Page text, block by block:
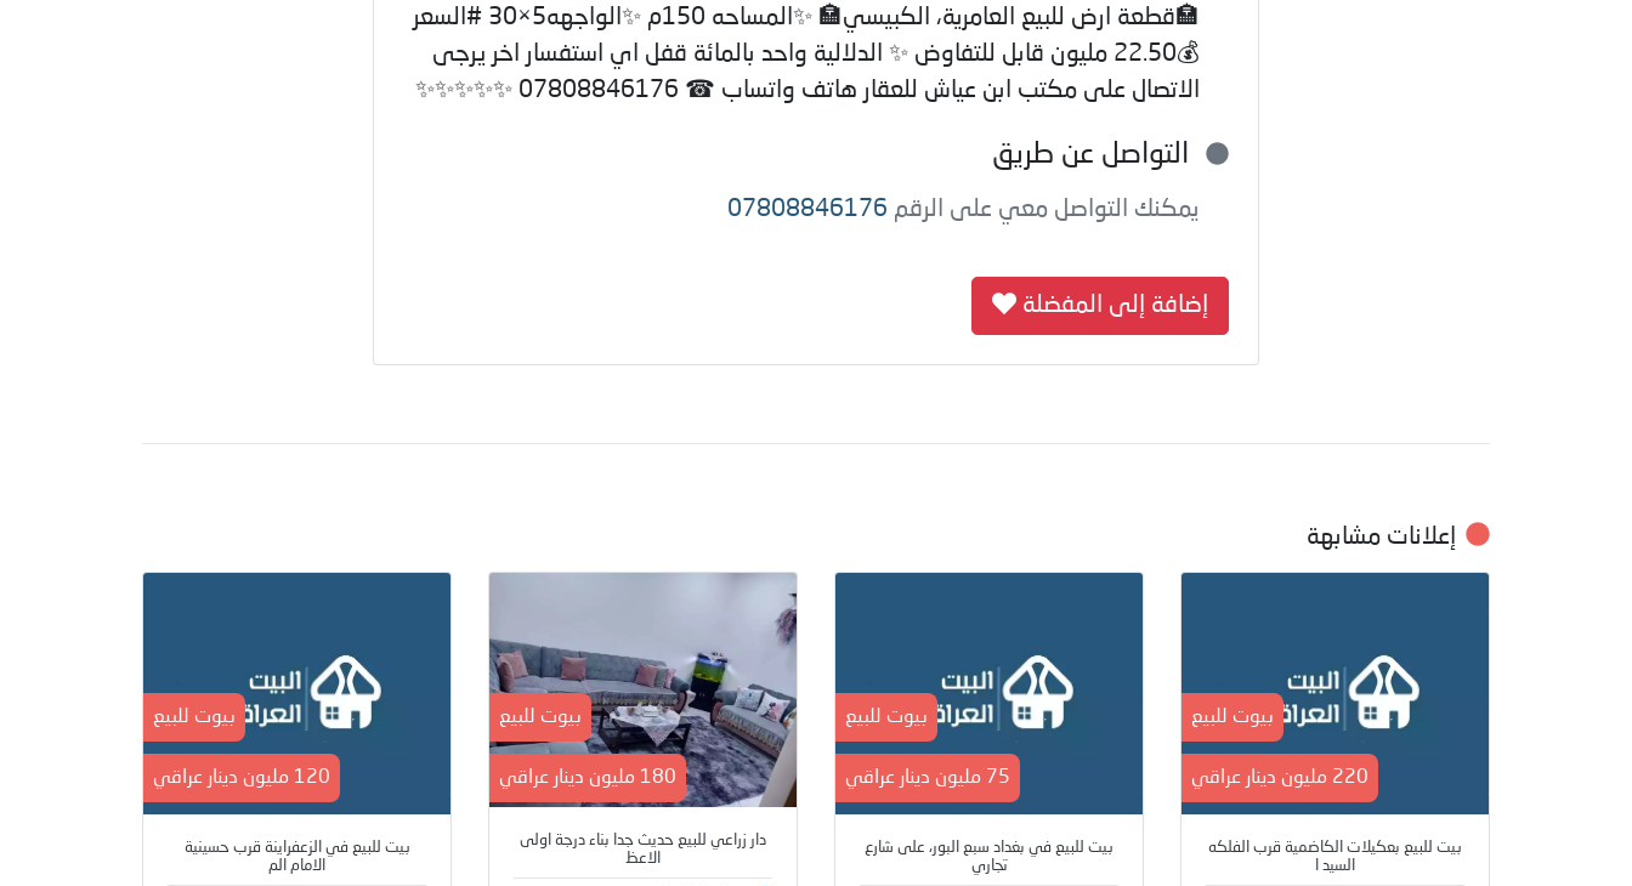
🏣قطعة ارض للبيع العامرية، الكبيسي🏣 ✨المساحه 150م ✨الواجهه5×30 #السعر
💰22.50 مليون قابل للتفاوض ✨ الدلالية واحد بالمائة قفل اي استفسار اخر يرجى
الاتصال على مكتب ابن عياش للعقار هاتف واتساب ☎ 07808846176 ✨✨✨✨✨
التواصل عن طريق
يمكنك التواصل معي على الرقم 07808846176
إضافة إلى المفضلة
إعلانات مشابهة
بيوت للبيع
220 مليون دينار عراقي
بيت للبيع بعكيلات الكاضمية قرب الفلكه
السيد ا
بيوت للبيع
75 مليون دينار عراقي
بيت للبيع في بغداد سبع البور، على شارع
تجاري
بيوت للبيع
180 مليون دينار عراقي
دار زراعي للبيع حديث جدا بناء درجة اولى
الاعظ
بيوت للبيع
120 مليون دينار عراقي
بيت للبيع في الزعفراينة قرب حسينية
الامام الم